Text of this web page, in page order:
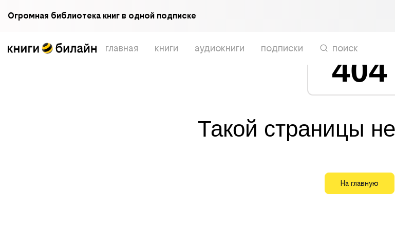
Огромная библиотека книг в одной подписке
главная книги аудиокниги подписки поиск
404
Такой страницы
На главную